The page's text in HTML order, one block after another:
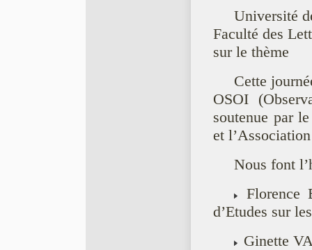
Université
Faculté des
sur le thème
Cette
OSOI
soutenue par
et
Nous font
Florence
d’Etudes sur
Ginette